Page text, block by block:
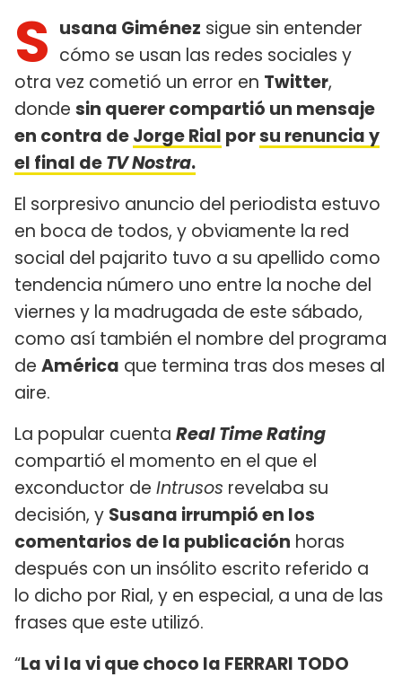
S usana Giménez sigue sin entender
cómo se usan las redes sociales y
otra vez cometió un error en Twitter,
donde sin querer compartió un mensaje
en contra deJorge Rial porsu renuncia y
el final deTV Nostra.
El sorpresivo anuncio del periodista estuvo
en boca de todos, y obviamente la red
social del pajarito tuvo a su apellido como
tendencia número uno entre la noche del
viernes y la madrugada de este sábado,
como así también el nombre del programa
de América que termina tras dos meses al
aire.
La popular cuenta Real Time Rating
compartió el momento en el que el
exconductor de Intrusos revelaba su
decisión, y Susana irrumpió en los
comentarios de la publicación horas
después con un insólito escrito referido a
lo dicho por Rial, y en especial, a una de las
frases que este utilizó.
“La vi la vi que choco la FERRARI TODO